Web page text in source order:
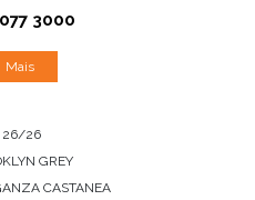
3000
Mais
26/26
GREY
CASTANEA